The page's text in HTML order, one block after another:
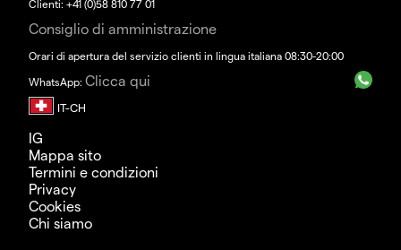
Clienti: +41 (0)58 810 77 01
Consiglio di amministrazione
Orari di apertura del servizio clienti in lingua italiana 08:30-20:00
WhatsApp: Clicca qui
IG
Mappa sito
Termini e condizioni
Privacy
Cookies
Chi siamo